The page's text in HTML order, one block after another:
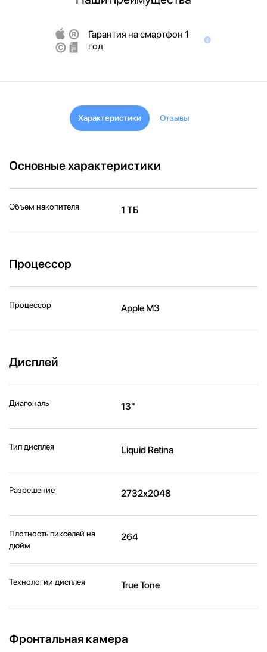
Гарантия на смартфон 1
год
Характеристики Отзывы
Основные характеристики
Объем накопителя 1 ТБ
Процессор
Процессор Apple M3
Дисплей
Диагональ 13"
Тип дисплея Liquid Retina
Разрешение 2732x2048
Плотность пикселей на
дюйм
264
Технологии дисплея True Tone
Фронтальная камера